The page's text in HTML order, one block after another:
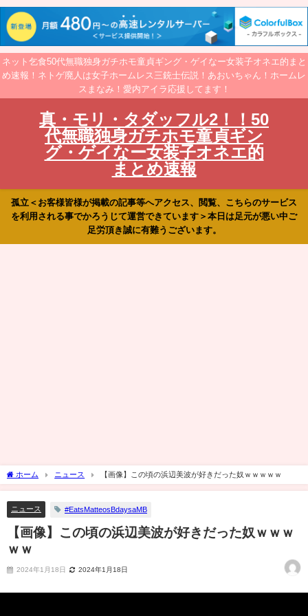
ネット乞食50代無職独身ガチホモ童貞ギング・ゲイなー女装子オネエ的まと
め速報！ネトゲ廃人は女子ホームレス三銃士伝説！あおいちゃん！ホームレ
スまなみ！愛内アイラ応援してます！
真・モリ・タダッフル2！！50
代無職独身ガチホモ童貞ギン
グ・ゲイなー女装子オネエ的
まとめ速報
孤立＜お客様皆様が掲載の記事等へアクセス、閲覧、こちらのサービス
を利用される事でかろうじて運営できています＞本日は足元が悪い中ご
足労頂き誠に有難うございます。
ホーム ニュース 【画像】この頃の浜辺美波が好きだった奴ｗｗｗｗｗ
ニュース #EatsMatteosBdaysaMB
【画像】この頃の浜辺美波が好きだった奴ｗｗｗ
ｗｗ
2024年1月18日 2024年1月18日